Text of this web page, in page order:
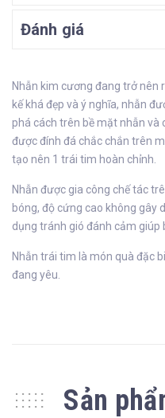
Đánh giá
Nhẫn kim cương đang trở
kế khá đẹp và ý nghĩa, nhẫn
phá cách trên bề mặt nhẫn và
được đính đá chắc chắn trên
tạo nên 1 trái tim hoàn chỉnh.
Nhẫn được gia công chế tác
bóng, độ cứng cao không gây
dụng tránh gió đánh cảm giúp
Nhẫn trái tim là món quà đặc
đang yêu.
Sản